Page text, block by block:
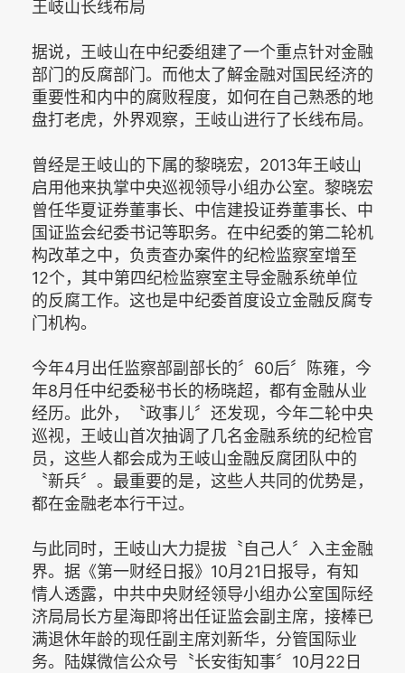
王岐山长线布局
据说，王岐山在中纪委组建了一个重点针对金融
部门的反腐部门。而他太了解金融对国民经济的
重要性和内中的腐败程度，如何在自己熟悉的地
盘打老虎，外界观察，王岐山进行了长线布局。
曾经是王岐山的下属的黎晓宏，2013年王岐山
启用他来执掌中央巡视领导小组办公室。黎晓宏
曾任华夏证券董事长、中信建投证券董事长、中
国证监会纪委书记等职务。在中纪委的第二轮机
构改革之中，负责查办案件的纪检监察室增至
12个，其中第四纪检监察室主导金融系统单位
的反腐工作。这也是中纪委首度设立金融反腐专
门机构。
今年4月出任监察部副部长的〞60后〞陈雍，今
年8月任中纪委秘书长的杨晓超，都有金融从业
经历。此外，〝政事儿〞还发现，今年二轮中央
巡视，王岐山首次抽调了几名金融系统的纪检官
员，这些人都会成为王岐山金融反腐团队中的
〝新兵〞。最重要的是，这些人共同的优势是，
都在金融老本行干过。
与此同时，王岐山大力提拔〝自己人〞入主金融
界。据《第一财经日报》10月21日报导，有知
情人透露，中共中央财经领导小组办公室国际经
济局局长方星海即将出任证监会副主席，接棒已
满退休年龄的现任副主席刘新华，分管国际业
务。陆媒微信公众号〝长安街知事〞10月22日